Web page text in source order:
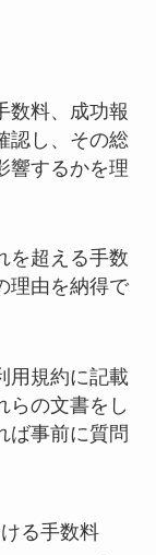
数料、成功報
認し、その総
響するかを理
を超える手数
理由を納得で
用規約に記載
らの文書をし
ば事前に質問
る手数料